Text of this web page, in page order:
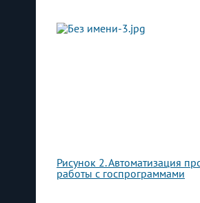
Рисунок 2. Автоматизация
работы с госпрограммами